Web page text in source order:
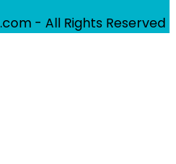
- All Rights Reserved